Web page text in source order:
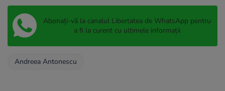
Abonați-vă la canalul Libertatea de WhatsApp pentru
a fi la curent cu ultimele informații
Andreea Antonescu